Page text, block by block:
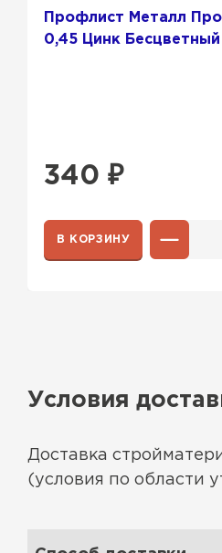
Профлист Металл
0,45 Цинк
340 ₽
В КОРЗИНУ
Условия
Доставка
(условия по области